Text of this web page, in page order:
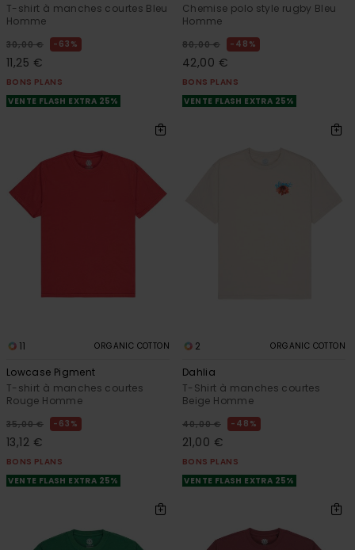
T-shirt à manches courtes Bleu
Homme
30,00 € 63%
11,25 €
BONS PLANS
VENTE FLASH EXTRA 25%
Chemise polo style rugby Bleu
Homme
80,00 € 48%
42,00 €
BONS PLANS
VENTE FLASH EXTRA 25%
11 ORGANIC COTTON
Lowcase Pigment
T-shirt à manches courtes
Rouge Homme
35,00 € 63%
13,12 €
BONS PLANS
VENTE FLASH EXTRA 25%
2 ORGANIC COTTON
Dahlia
T-Shirt à manches courtes
Beige Homme
40,00 € 48%
21,00 €
BONS PLANS
VENTE FLASH EXTRA 25%